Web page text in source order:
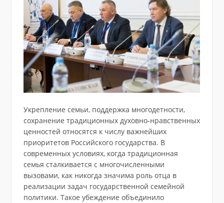
Укрепление семьи, поддержка многодетности,
сохранение традиционных духовно-нравственных
ценностей относятся к числу важнейших
приоритетов Российского государства. В
современных условиях, когда традиционная
семья сталкивается с многочисленными
вызовами, как никогда значима роль отца в
реализации задач государственной семейной
политики. Такое убеждение объединило